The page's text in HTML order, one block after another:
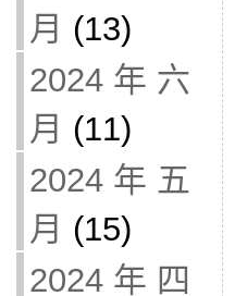
月 (13)
2024 年 六
月 (11)
2024 年 五
月 (15)
2024 年 四